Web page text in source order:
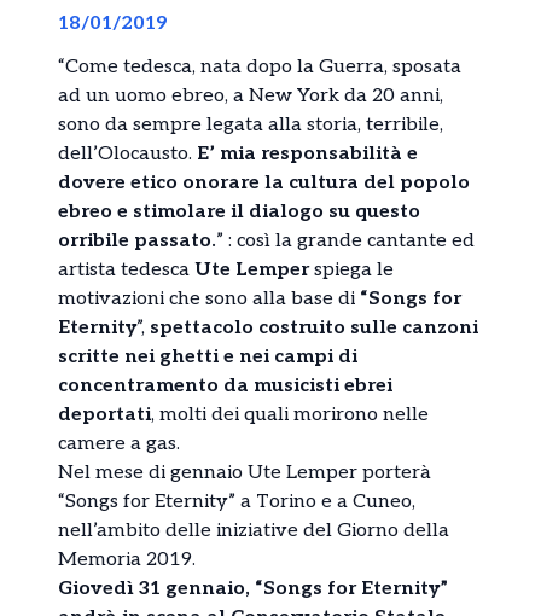
18/01/2019
“Come tedesca, nata dopo la Guerra, sposata
ad un uomo ebreo, a New York da 20 anni,
sono da sempre legata alla storia, terribile,
dell’Olocausto. E’ mia responsabilità e
dovere etico onorare la cultura del popolo
ebreo e stimolare il dialogo su questo
orribile passato.” : così la grande cantante ed
artista tedesca Ute Lemperspiega le
motivazioni che sono alla base di “Songs for
Eternity”, spettacolo costruito sulle canzoni
scritte nei ghetti e nei campi di
concentramento da musicisti ebrei
deportati, molti dei quali morirono nelle
camere a gas.
Nel mese di gennaio Ute Lemper porterà
“Songs for Eternity” a Torino e a Cuneo,
nell’ambito delle iniziative del Giorno della
Memoria 2019.
Giovedì 31 gennaio, “Songs for Eternity”